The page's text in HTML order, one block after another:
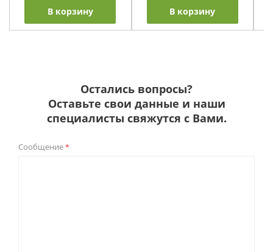
В корзину В корзину
Остались вопросы?
Оставьте свои данные и наши
специалисты свяжутся с Вами.
Сообщение*